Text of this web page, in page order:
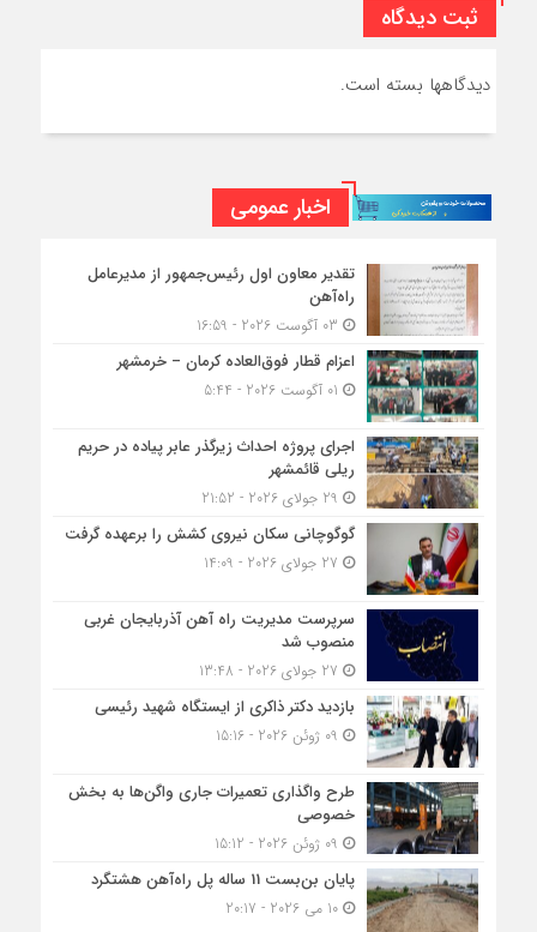
ثبت دیدگاه
دیدگاهها بسته است.
اخبار عمومی
تقدیر معاون اول رئیس‌جمهور از مدیرعامل
راه‌آهن
اعزام قطار فوق‌العاده کرمان – خرمشهر
اجرای پروژه احداث زیرگذر عابر پیاده در حریم
ریلی قائمشهر
گوگوچانی سکان نیروی کشش را برعهده گرفت
سرپرست مدیریت راه آهن آذربایجان غربی
منصوب شد
بازدید دکتر ذاکری از ایستگاه شهید رئیسی
طرح واگذاری تعمیرات جاری واگن‌ها به بخش
خصوصی
پایان بن‌بست 11 ساله پل راه‌آهن هشتگرد
10 می 2026 - 20:17